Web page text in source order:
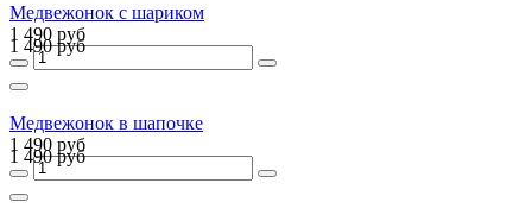
Медвежонок с шариком
1 490 руб
1 490 руб
Медвежонок в шапочке
1 490 руб
1 490 руб